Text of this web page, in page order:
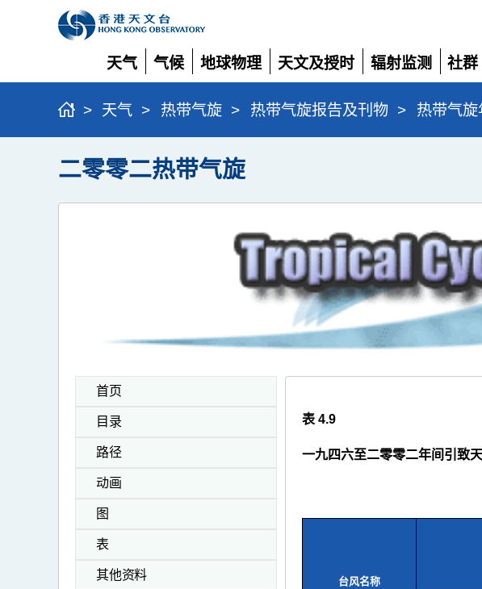
天气
展
开
气候
展
开
地球物理
展
开
天文及授时
展
开
辐射监测
展
开
社群
展
开
> 天气 > 热带气旋 > 热带气旋报告及刊物 > 热带气旋
二零零二热带气旋
首页
目录
路径
动画
图
表
其他资料
表 4.9
一九四六至二零零二年间引致
台风名称